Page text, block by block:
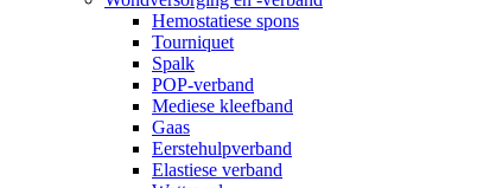
Hemostatiese spons
Tourniquet
Spalk
POP-verband
Mediese kleefband
Gaas
Eerstehulpverband
Elastiese verband